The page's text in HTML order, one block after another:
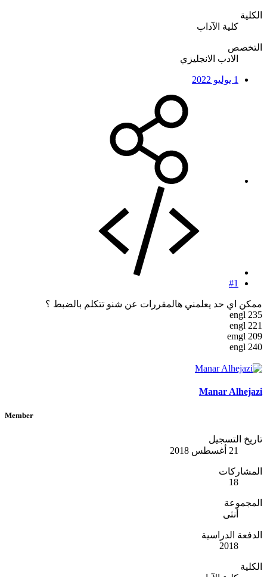
الكلية
كلية الآداب
التخصص
الادب الانجليزي
1 يوليو 2022
#1
ممكن اي حد يعلمني هالمقررات عن شنو تتكلم بالضبط ؟
engl 235
engl 221
emgl 209
engl 240
Manar Alhejazi
Member
تاريخ التسجيل
21 أغسطس 2018
المشاركات
18
المجموعة
أنثى
الدفعة الدراسية
2018
الكلية